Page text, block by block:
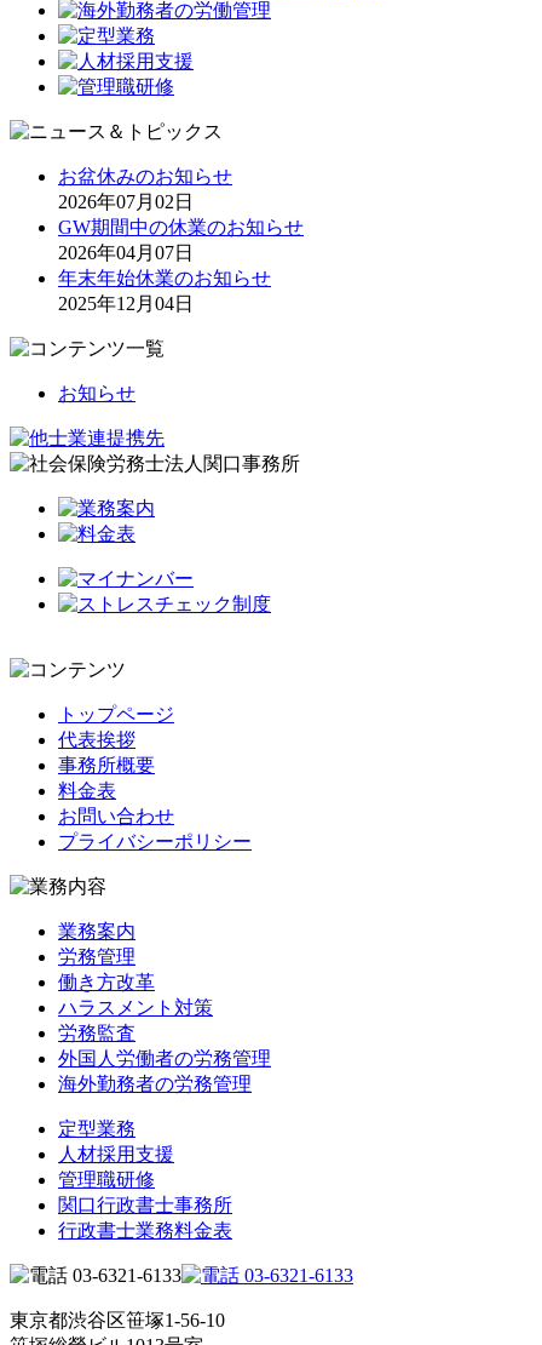
お盆休みのお知らせ
2026年07月02日
GW期間中の休業のお知らせ
2026年04月07日
年末年始休業のお知らせ
2025年12月04日
お知らせ
トップページ
代表挨拶
事務所概要
料金表
お問い合わせ
プライバシーポリシー
業務案内
労務管理
働き方改革
ハラスメント対策
労務監査
外国人労働者の労務管理
海外勤務者の労務管理
定型業務
人材採用支援
管理職研修
関口行政書士事務所
行政書士業務料金表
東京都渋谷区笹塚1-56-10